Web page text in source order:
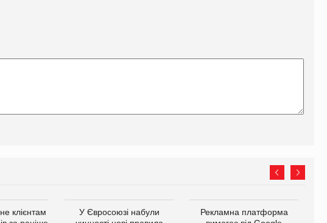
клієнтам
У Євросоюзі набули
Рекламна платформа